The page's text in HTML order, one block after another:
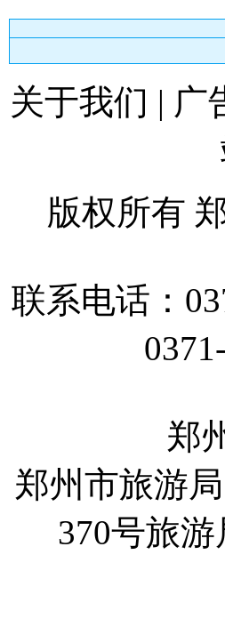
关于我们 | 广
版权所有
联系电话：
郑
郑州市旅游
370号旅